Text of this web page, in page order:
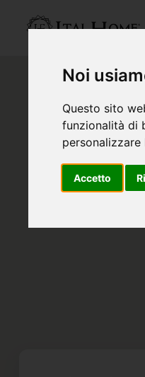
Noi
Questo sito
funzionalità di
Accetto